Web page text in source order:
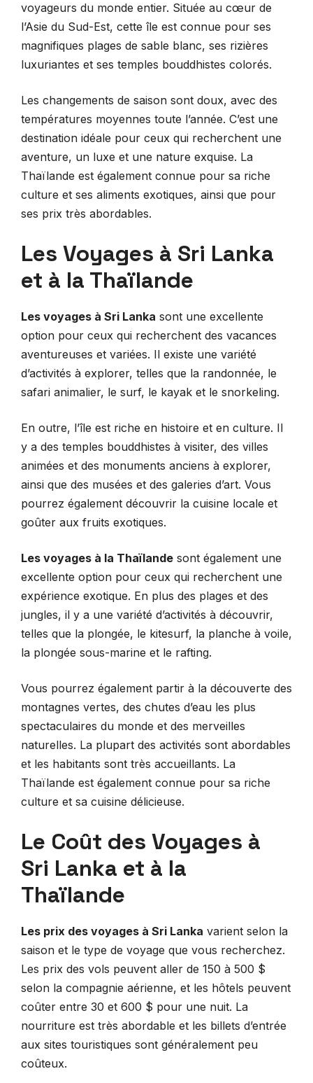
voyageurs du monde entier. Située au cœur de
l’Asie du Sud-Est, cette île est connue pour ses
magnifiques plages de sable blanc, ses rizières
luxuriantes et ses temples bouddhistes colorés.
Les changements de saison sont doux, avec des
températures moyennes toute l’année. C’est une
destination idéale pour ceux qui recherchent une
aventure, un luxe et une nature exquise. La
Thaïlande est également connue pour sa riche
culture et ses aliments exotiques, ainsi que pour
ses prix très abordables.
Les Voyages à Sri Lanka
et à la Thaïlande
Les voyages à Sri Lanka sont une excellente
option pour ceux qui recherchent des vacances
aventureuses et variées. Il existe une variété
d’activités à explorer, telles que la randonnée, le
safari animalier, le surf, le kayak et le snorkeling.
En outre, l’île est riche en histoire et en culture. Il
y a des temples bouddhistes à visiter, des villes
animées et des monuments anciens à explorer,
ainsi que des musées et des galeries d’art. Vous
pourrez également découvrir la cuisine locale et
goûter aux fruits exotiques.
Les voyages à la Thaïlande sont également une
excellente option pour ceux qui recherchent une
expérience exotique. En plus des plages et des
jungles, il y a une variété d’activités à découvrir,
telles que la plongée, le kitesurf, la planche à voile,
la plongée sous-marine et le rafting.
Vous pourrez également partir à la découverte des
montagnes vertes, des chutes d’eau les plus
spectaculaires du monde et des merveilles
naturelles. La plupart des activités sont abordables
et les habitants sont très accueillants. La
Thaïlande est également connue pour sa riche
culture et sa cuisine délicieuse.
Le Coût des Voyages à
Sri Lanka et à la
Thaïlande
Les prix des voyages à Sri Lanka varient selon la
saison et le type de voyage que vous recherchez.
Les prix des vols peuvent aller de 150 à 500 $
selon la compagnie aérienne, et les hôtels peuvent
coûter entre 30 et 600 $ pour une nuit. La
nourriture est très abordable et les billets d’entrée
aux sites touristiques sont généralement peu
coûteux.